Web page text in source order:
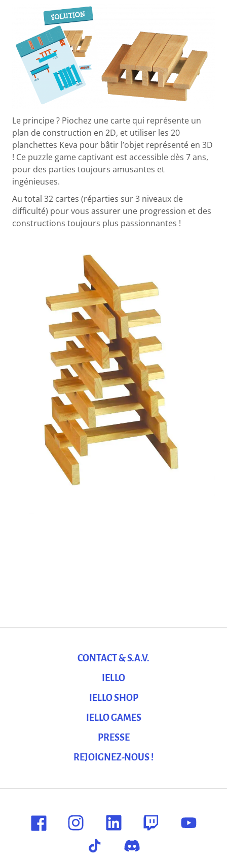
Le principe ? Piochez une carte qui représente un
plan de construction en 2D, et utiliser les 20
planchettes Keva pour bâtir l’objet représenté en 3D
! Ce puzzle game captivant est accessible dès 7 ans,
pour des parties toujours amusantes et
ingénieuses.
Au total 32 cartes (réparties sur 3 niveaux de
difficulté) pour vous assurer une progression et des
constructions toujours plus passionnantes !
CONTACT & S.A.V.
IELLO
IELLO SHOP
IELLO GAMES
PRESSE
REJOIGNEZ-NOUS !